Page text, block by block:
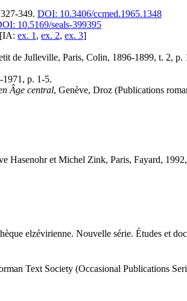
349. DOI: 10.3406/ccmed.1965.1348
10.5169/seals-399395
[IA: ex. 1, ex. 2, ex. 3]
de Julleville, Paris, Colin, 1896-1899, t. 2, p.
1971, p. 1-5.
Âge central, Genève, Droz (Publications
Hasenohr et Michel Zink, Paris, Fayard,
elzévirienne. Nouvelle série. Études et
Text Society (Occasional Publications